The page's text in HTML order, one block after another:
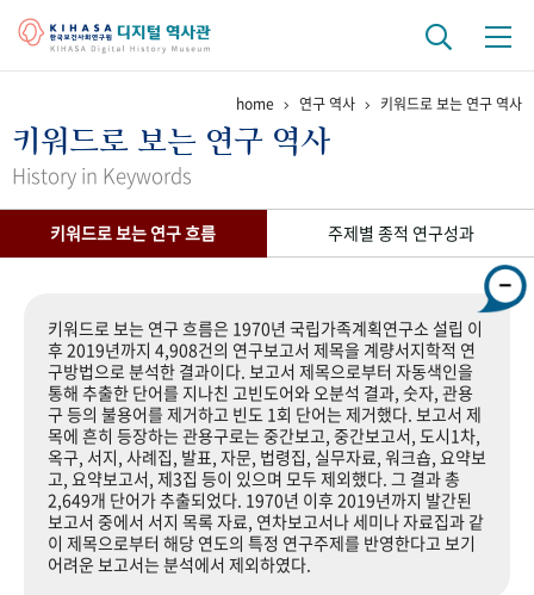
걸어온 길 기관 변천사 역대 기관장
연구 역사
기록물 아카이브
사진 아카이브 문서 기록물 행정박물 영상 기록물
+1주년 기념
성과 50선 숫자로 보는 50년 50+1주년 광장
세계와 함께 한 KIHASA
home 연구 역사 키워드로 보는 연구 역사
키워드로 보는 연구 역사
History in Keywords
키워드로 보는 연구 흐름 주제별 종적 연구성과
키워드로 보는 연구 흐름은 1970년 국립가족계획연구소 설립 이
후 2019년까지 4,908건의 연구보고서 제목을 계량서지학적 연
구방법으로 분석한 결과이다. 보고서 제목으로부터 자동색인을
통해 추출한 단어를 지나친 고빈도어와 오분석 결과, 숫자, 관용
구 등의 불용어를 제거하고 빈도 1회 단어는 제거했다. 보고서 제
목에 흔히 등장하는 관용구로는 중간보고, 중간보고서, 도시1차,
옥구, 서지, 사례집, 발표, 자문, 법령집, 실무자료, 워크숍, 요약보
고, 요약보고서, 제3집 등이 있으며 모두 제외했다. 그 결과 총
2,649개 단어가 추출되었다. 1970년 이후 2019년까지 발간된
보고서 중에서 서지 목록 자료, 연차보고서나 세미나 자료집과 같
이 제목으로부터 해당 연도의 특정 연구주제를 반영한다고 보기
어려운 보고서는 분석에서 제외하였다.